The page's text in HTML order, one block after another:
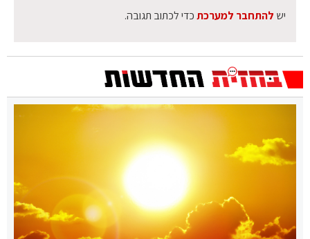
יש להתחבר למערכתכדי לכתוב תגובה.